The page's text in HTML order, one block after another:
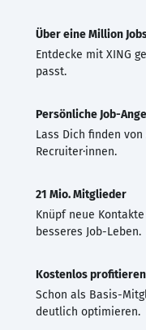
Über eine Million
Entdecke mit XING
passt.
Persönliche Job-
Lass Dich finden
Recruiter·innen.
21 Mio. Mitglieder
Knüpf neue
besseres Job-Leben.
Kostenlos profitieren
Schon als Basis-
deutlich optimieren.